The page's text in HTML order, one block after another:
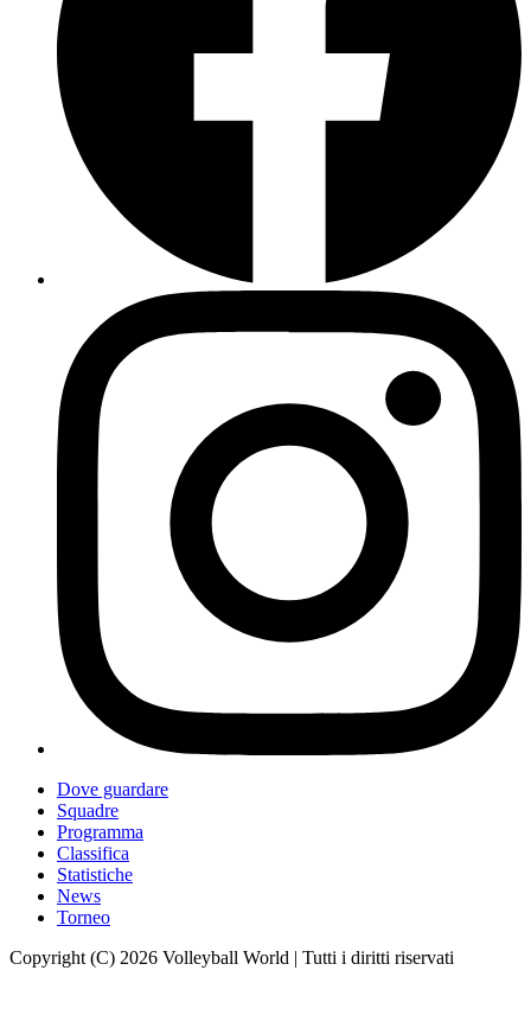
Dove guardare
Squadre
Programma
Classifica
Statistiche
News
Torneo
Copyright (C) 2026 Volleyball World | Tutti i diritti riservati